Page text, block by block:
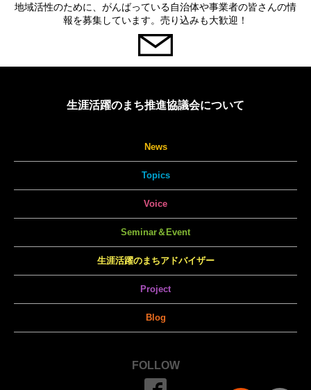
地域活性のために、がんばっている自治体や事業者の皆さんの情
報を募集しています。売り込みも大歓迎！
生涯活躍のまち推進協議会について
News
Topics
Voice
Seminar＆Event
生涯活躍のまちアドバイザー
Project
Blog
FOLLOW